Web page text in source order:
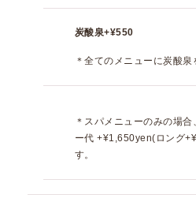
炭酸泉+¥550
＊全てのメニューに炭酸泉
＊スパメニューのみの場合
ー代 +¥1,650yen(ロング
す。